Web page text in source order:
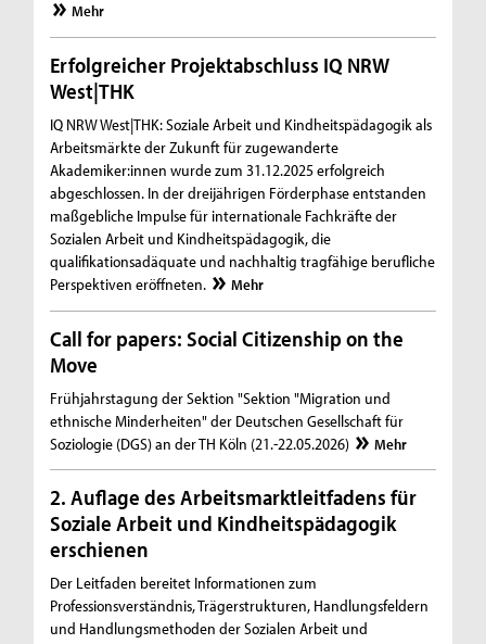
Mehr
Erfolgreicher Projektabschluss IQ NRW
West|THK
IQ NRW West|THK: Soziale Arbeit und Kindheitspädagogik als
Arbeitsmärkte der Zukunft für zugewanderte
Akademiker:innen wurde zum 31.12.2025 erfolgreich
abgeschlossen. In der dreijährigen Förderphase entstanden
maßgebliche Impulse für internationale Fachkräfte der
Sozialen Arbeit und Kindheitspädagogik, die
qualifikationsadäquate und nachhaltig tragfähige berufliche
Perspektiven eröffneten.
Mehr
Call for papers: Social Citizenship on the
Move
Frühjahrstagung der Sektion "Sektion "Migration und
ethnische Minderheiten" der Deutschen Gesellschaft für
Soziologie (DGS) an der TH Köln (21.-22.05.2026)
Mehr
2. Auflage des Arbeitsmarktleitfadens für
Soziale Arbeit und Kindheitspädagogik
erschienen
Der Leitfaden bereitet Informationen zum
Professionsverständnis, Trägerstrukturen, Handlungsfeldern
und Handlungsmethoden der Sozialen Arbeit und